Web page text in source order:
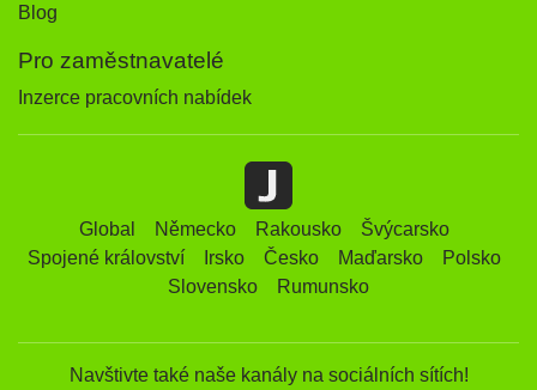
Blog
Pro zaměstnavatelé
Inzerce pracovních nabídek
Global Německo Rakousko
Švýcarsko
Spojené království
Irsko Česko Maďarsko
Polsko
Slovensko
Rumunsko
Navštivte také naše kanály na sociálních sítích!